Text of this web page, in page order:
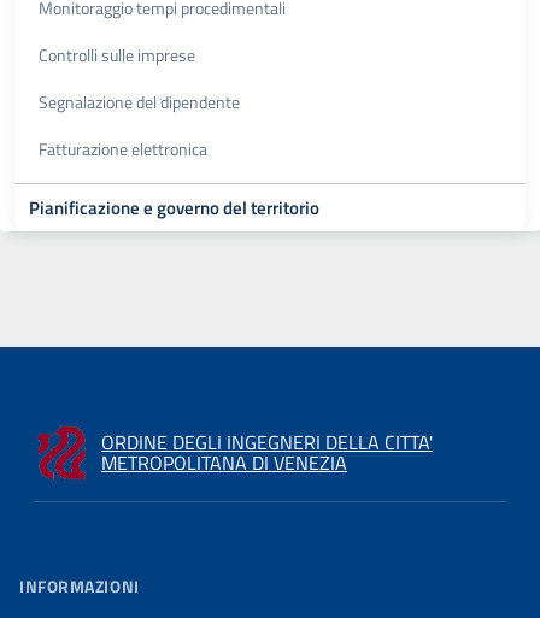
Monitoraggio tempi procedimentali
Controlli sulle imprese
Segnalazione del dipendente
Fatturazione elettronica
Pianificazione e governo del territorio
ORDINE DEGLI INGEGNERI DELLA CITTA'
METROPOLITANA DI VENEZIA
INFORMAZIONI